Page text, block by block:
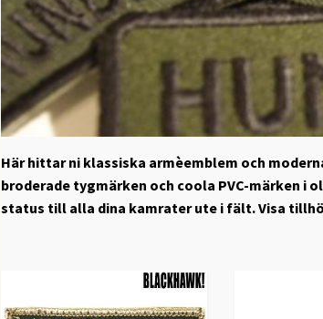
Här hittar ni klassiska armèemblem och
broderade tygmärken och coola PVC-märken i
status till alla dina kamrater ute i fält. Visa